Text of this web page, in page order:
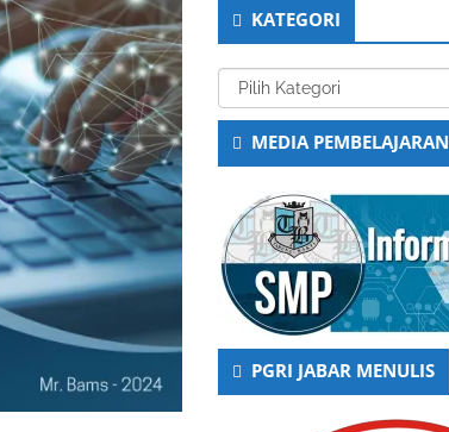
KATEGORI
Kategori
MEDIA PEMBELAJARAN
PGRI JABAR MENULIS